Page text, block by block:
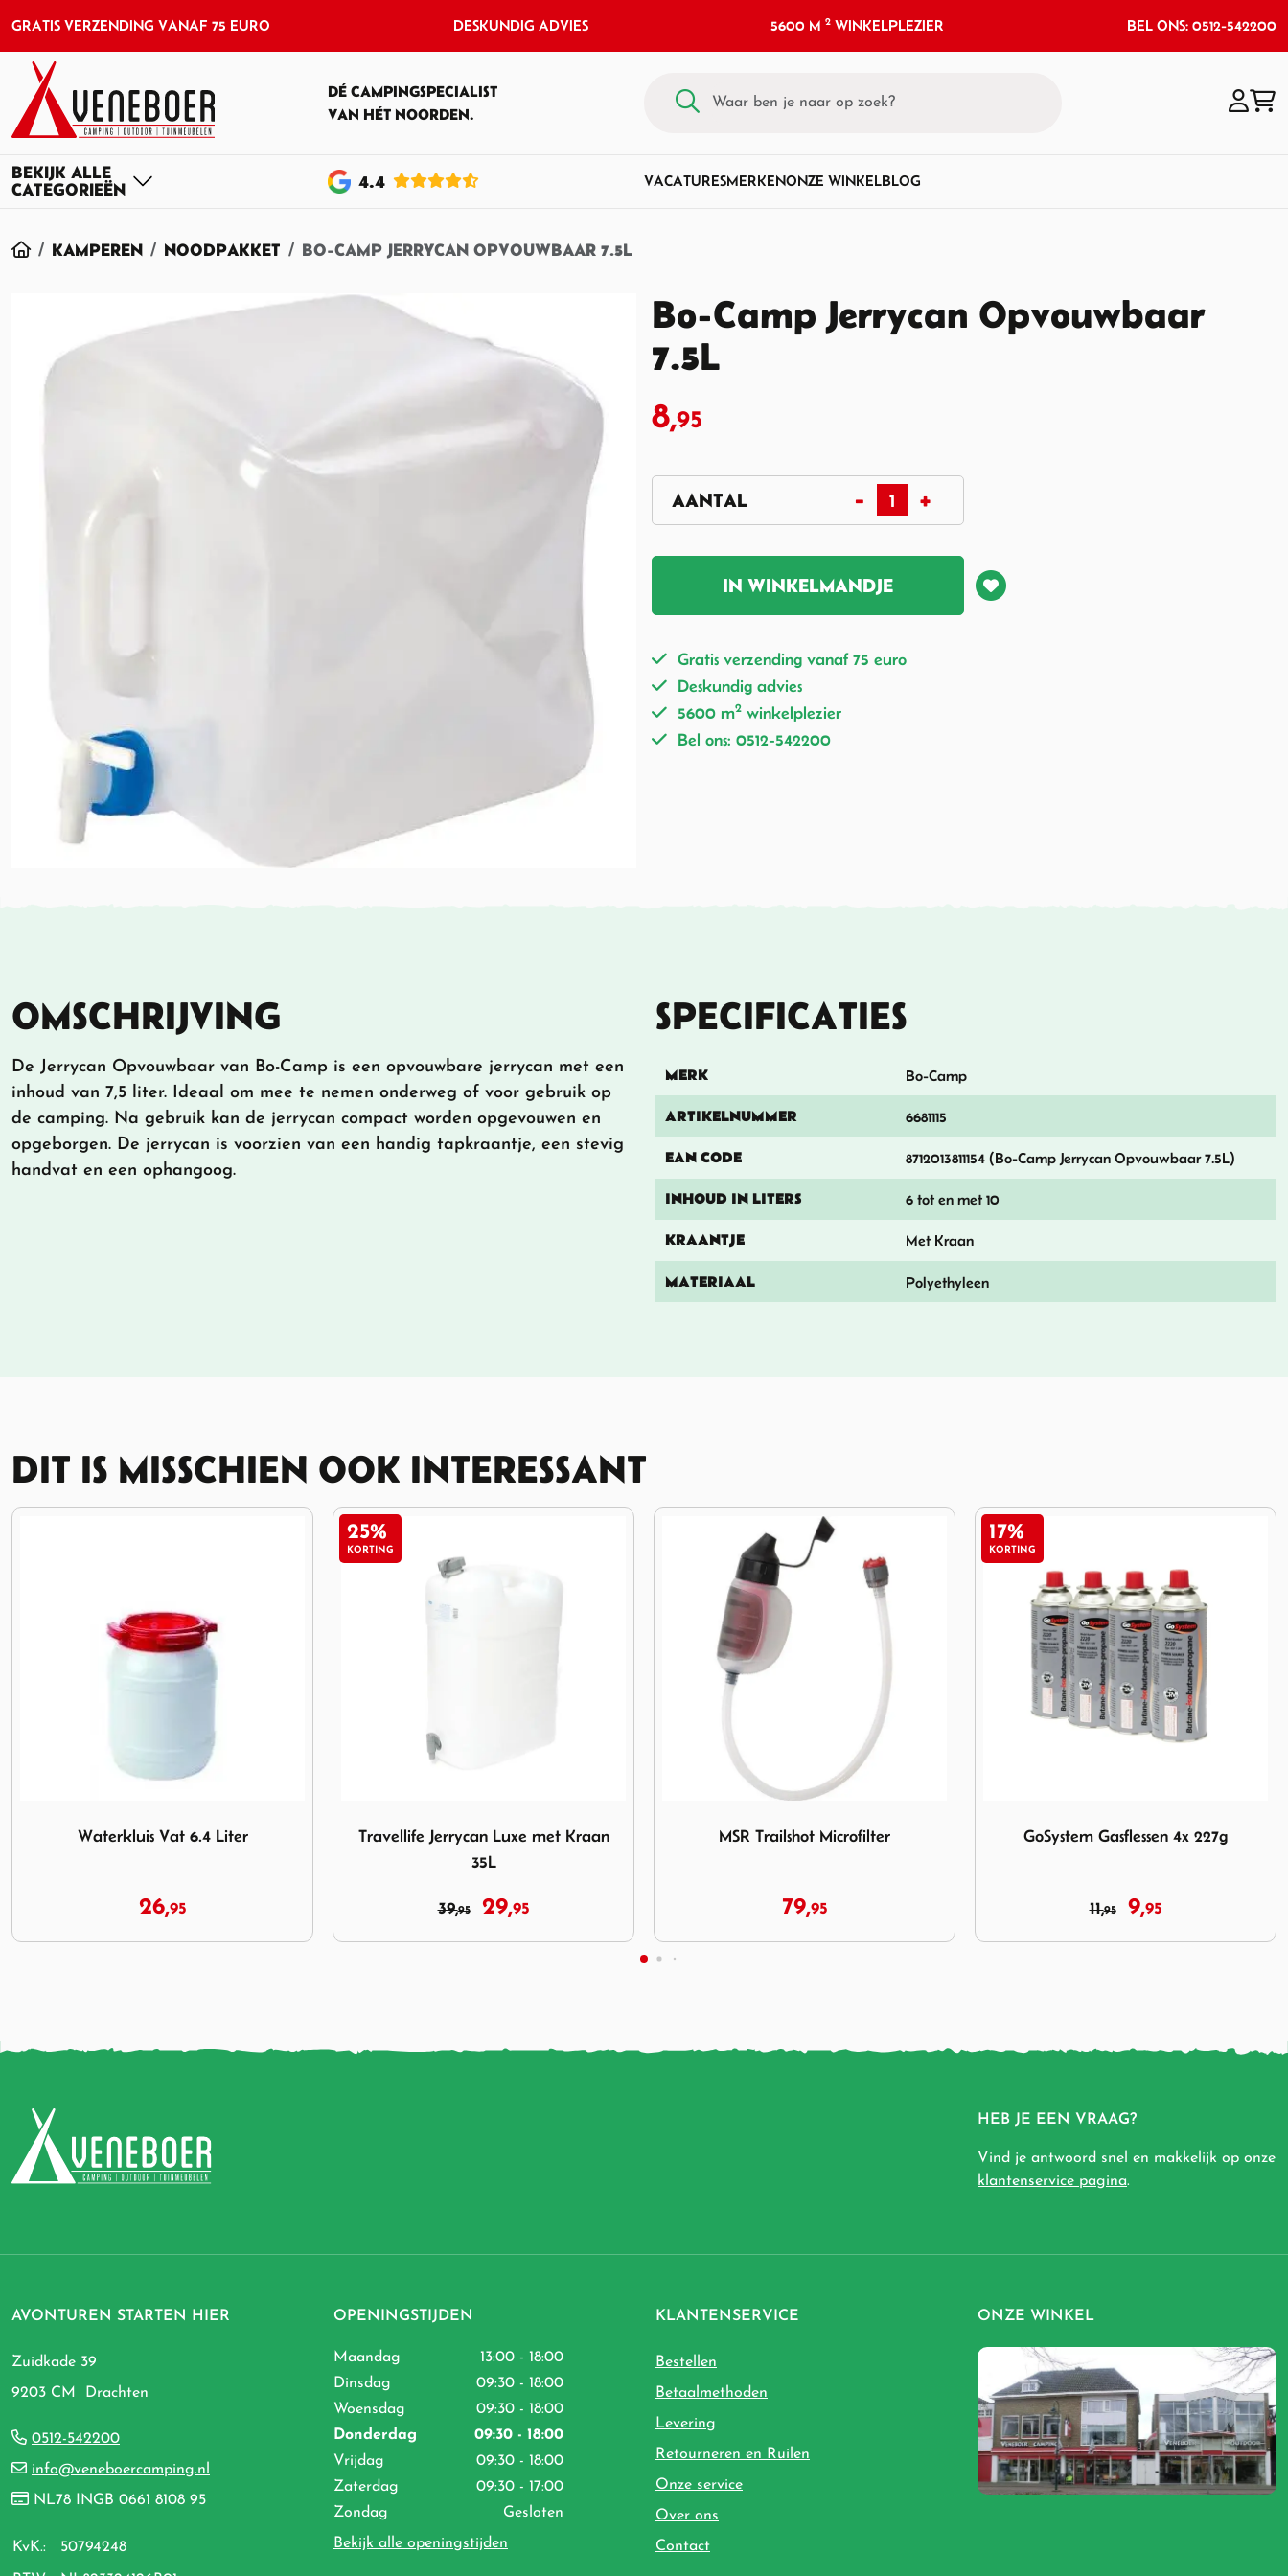
GRATIS VERZENDING VANAF 75 EURO DESKUNDIG ADVIES 5600 M2 WINKELPLEZIER BEL ONS: 0512-542200
DÉ CAMPINGSPECIALIST
VAN HÉT NOORDEN.
4.4 VACATURESMERKENONZE WINKELBLOG
HOMEKAMPEREN NOODPAKKET BO-CAMP JERRYCAN OPVOUWBAAR 7.5L
Bo-Camp Jerrycan Opvouwbaar
7.5L
8,95
IN WINKELMANDJE
Gratis verzending vanaf 75 euro
Deskundig advies
5600 m2 winkelplezier
Bel ons: 0512-542200
OMSCHRIJVING
De Jerrycan Opvouwbaar van Bo-Camp is een opvouwbare jerrycan met een
inhoud van 7,5 liter. Ideaal om mee te nemen onderweg of voor gebruik op
de camping. Na gebruik kan de jerrycan compact worden opgevouwen en
opgeborgen. De jerrycan is voorzien van een handig tapkraantje, een stevig
handvat en een ophangoog.
SPECIFICATIES
MERK Bo-Camp
ARTIKELNUMMER 6681115
EAN CODE 8712013811154 (Bo-Camp Jerrycan Opvouwbaar 7.5L)
INHOUD IN LITERS 6 tot en met 10
KRAANTJE Met Kraan
MATERIAAL Polyethyleen
DIT IS MISSCHIEN OOK INTERESSANT
Travellife Jerrycan Luxe met Kraan
95 29,
MSR Trailshot Microfilter
79,95
GoSystem Gasflessen 4x 227g
95 9,95
Waterkluis Vat 15.4 Liter
39,95
HEB JE EEN VRAAG?
Vind je antwoord snel en makkelijk op onze
klantenservice pagina.
AVONTUREN STARTEN HIER
Zuidkade 39
9203 CM Drachten
0512-542200
info@veneboercamping.nl
NL78 INGB 0661 8108 95
KvK.: 50794248
OPENINGSTIJDEN
Maandag
13:00 - 18:00
Dinsdag
09:30 - 18:00
Woensdag
09:30 - 18:00
Donderdag
09:30 - 18:00
Vrijdag
09:30 - 18:00
Zaterdag
09:30 - 17:00
Zondag
Gesloten
Bekijk alle openingstijden
KLANTENSERVICE
Bestellen
Betaalmethoden
Levering
Retourneren en Ruilen
Onze service
Over ons
Contact
ONZE WINKEL